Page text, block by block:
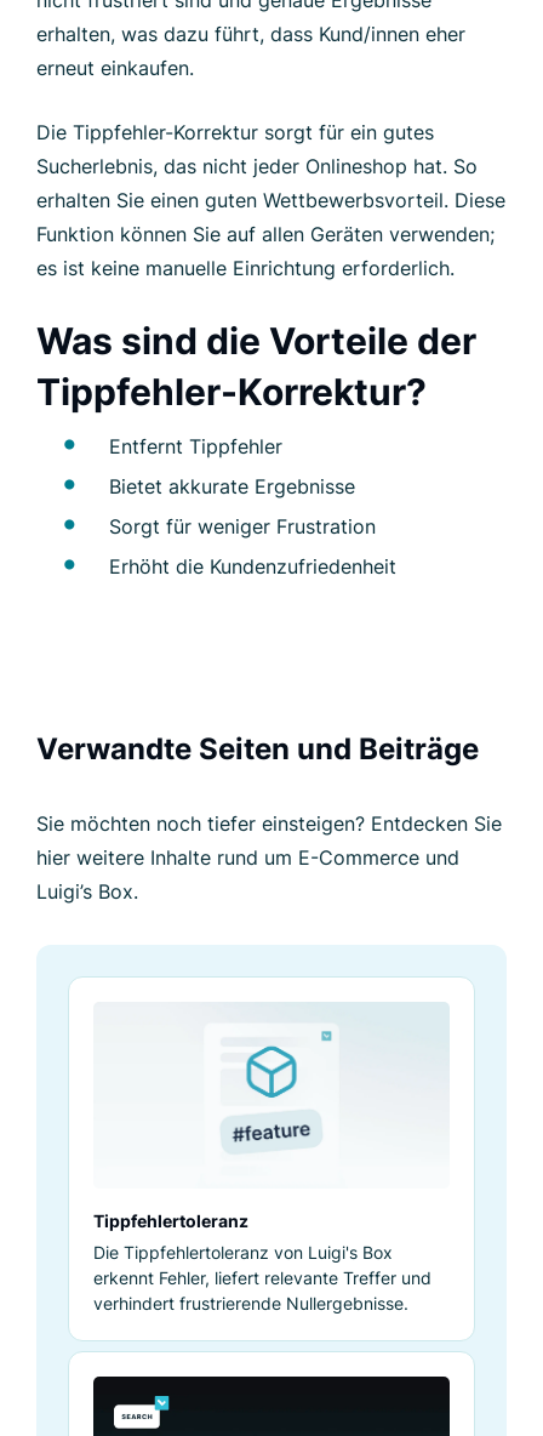
erhalten, was dazu führt, dass Kund/innen eher
erneut einkaufen.
Die Tippfehler-Korrektur sorgt für ein gutes
Sucherlebnis, das nicht jeder Onlineshop hat. So
erhalten Sie einen guten Wettbewerbsvorteil. Diese
Funktion können Sie auf allen Geräten verwenden;
es ist keine manuelle Einrichtung erforderlich.
Was sind die Vorteile der
Tippfehler-Korrektur?
Entfernt Tippfehler
Bietet akkurate Ergebnisse
Sorgt für weniger Frustration
Erhöht die Kundenzufriedenheit
Verwandte Seiten und Beiträge
Sie möchten noch tiefer einsteigen? Entdecken Sie
hier weitere Inhalte rund um E-Commerce und
Luigi’s Box.
Tippfehlertoleranz
Die Tippfehlertoleranz von Luigi's Box
erkennt Fehler, liefert relevante Treffer und
verhindert frustrierende Nullergebnisse.